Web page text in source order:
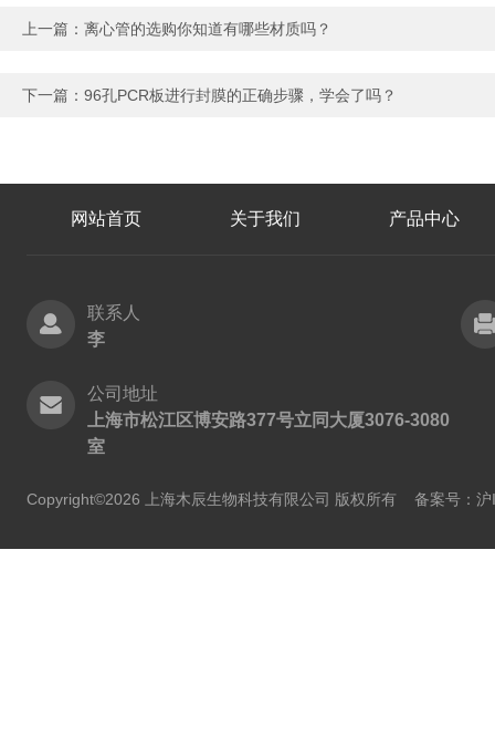
上一篇： 离心管的选购你知道有哪些材质吗？
下一篇： 96孔PCR板进行封膜的正确步骤，学会了吗？
网站首页 关于我们 产品中心
联系人
李
公司地址
上海市松江区博安路377号立同大厦3076-3080
室
Copyright©2026 上海木辰生物科技有限公司 版权所有 备案号：